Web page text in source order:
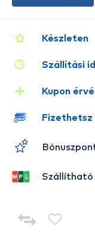
Készleten
Szállítási
Kupon
Fizethetsz
Szállítható